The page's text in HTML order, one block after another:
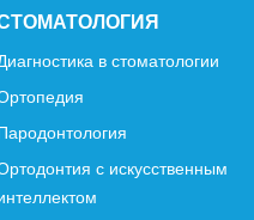
в стоматологии
с искусственным